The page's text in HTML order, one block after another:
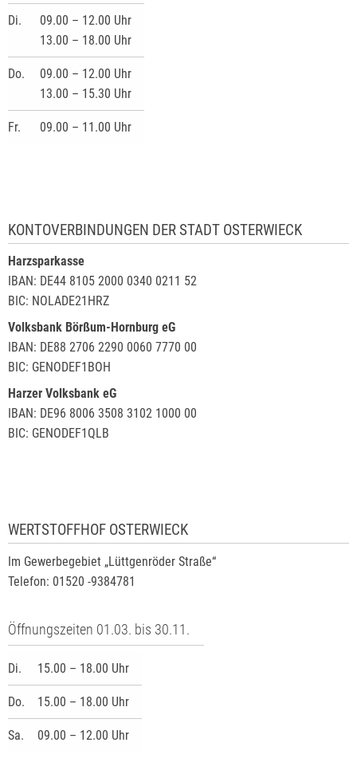
Di.
09.00 – 12.00 Uhr
13.00 – 18.00 Uhr
Do.
09.00 – 12.00 Uhr
13.00 – 15.30 Uhr
Fr. 09.00 – 11.00 Uhr
KONTOVERBINDUNGEN DER STADT OSTERWIECK
Harzsparkasse
IBAN: DE44 8105 2000 0340 0211 52
BIC: NOLADE21HRZ
Volksbank Börßum-Hornburg eG
IBAN: DE88 2706 2290 0060 7770 00
BIC: GENODEF1BOH
Harzer Volksbank eG
IBAN: DE96 8006 3508 3102 1000 00
BIC: GENODEF1QLB
WERTSTOFFHOF OSTERWIECK
Im Gewerbegebiet „Lüttgenröder Straße“
Telefon: 01520 -9384781
Öffnungszeiten 01.03. bis 30.11.
Di. 15.00 – 18.00 Uhr
Do. 15.00 – 18.00 Uhr
Sa. 09.00 – 12.00 Uhr